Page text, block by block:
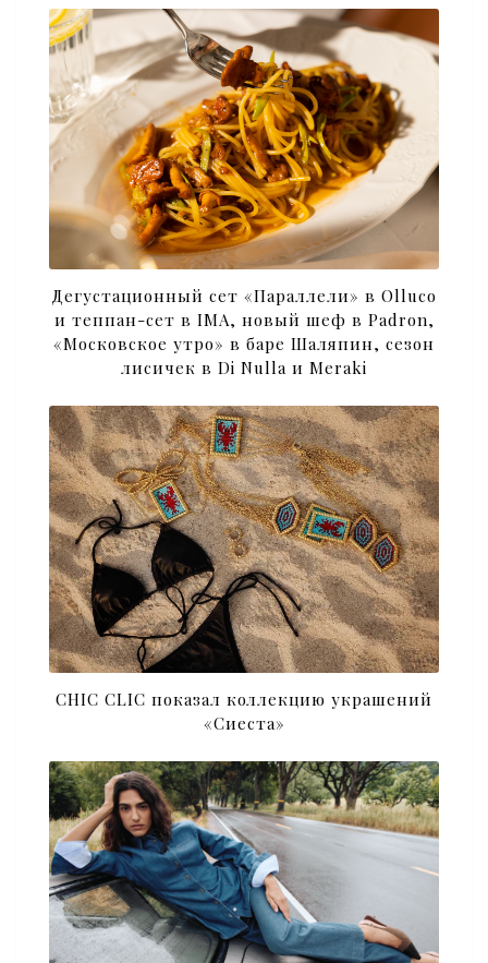
Дегустационный сет «Параллели» в Olluco
и теппан-сет в IMA, новый шеф в Padron,
«Московское утро» в баре Шаляпин, сезон
лисичек в Di Nulla и Meraki
CHIC CLIC показал коллекцию украшений
«Сиеста»